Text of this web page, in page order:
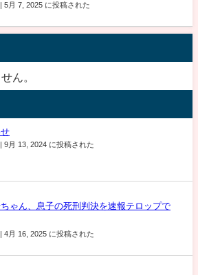
| 5月 7, 2025 に投稿された
ん。
| 9月 13, 2024 に投稿された
ちゃん、息子の死刑判決を速報テロップで
| 4月 16, 2025 に投稿された